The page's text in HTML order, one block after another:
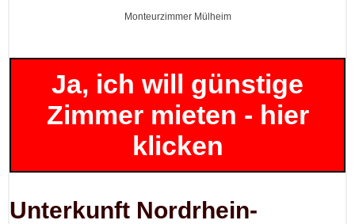
Monteurzimmer Mülheim
Ja, ich will günstige
Zimmer mieten - hier
klicken
Unterkunft Nordrhein-